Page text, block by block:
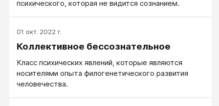
психического, которая не видится сознанием.
01 окт. 2022 г.
Коллективное бессознательное
Класс психических явлений, которые являются
носителями опыта филогенетического развития
человечества.